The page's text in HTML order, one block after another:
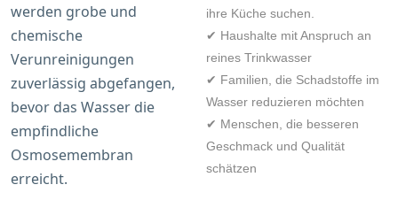
werden grobe und
chemische
Verunreinigungen
zuverlässig abgefangen,
bevor das Wasser die
empfindliche
Osmosemembran
erreicht.
ihre Küche suchen.
✔ Haushalte mitAnspruch an
reines Trinkwasser
✔ Familien, die Schadstoffe im
Wasser reduzieren möchten
✔ Menschen, die besseren
Geschmack und Qualität
schätzen